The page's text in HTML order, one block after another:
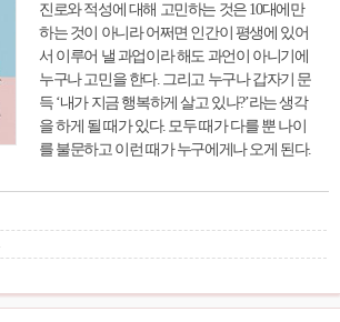
진로와 적성에 대해 고민하는 것은 10대에만
하는 것이 아니라 어쩌면 인간이 평생에 있어
서 이루어 낼 과업이라 해도 과언이 아니기에
누구나 고민을 한다. 그리고 누구나 갑자기 문
득 ‘내가 지금 행복하게 살고 있나?’라는 생각
을 하게 될 때가 있다. 모두 때가 다를 뿐 나이
를 불문하고 이런 때가 누구에게나 오게 된다.
생에 걸쳐서 완성이 되는 인간의 당연한 과업
니라는 것을 모두가 알아줬으면 한다. 이 사람
들은 다른 사람들보다 더 먼저 이 고민을 시작